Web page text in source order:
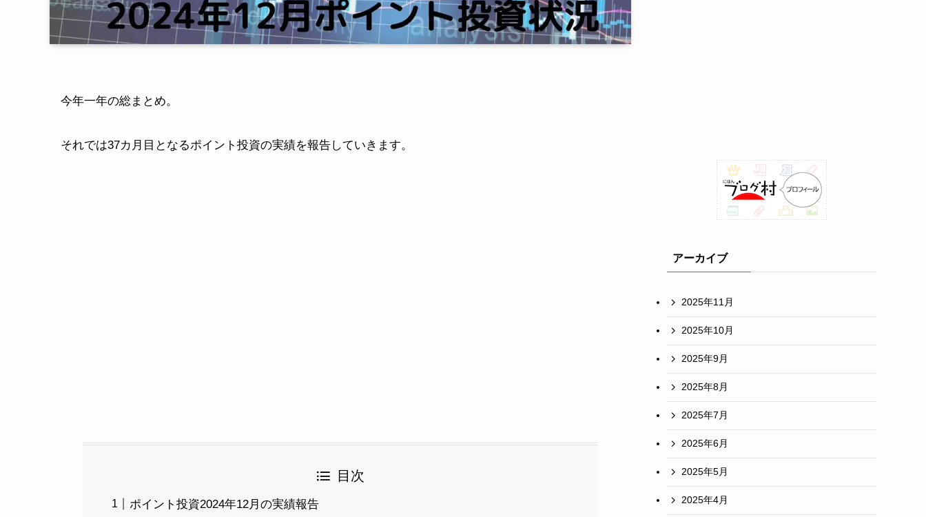
今年一年の総まとめ。
それでは37カ月目となるポイント投資の実績を報告していきます。
目次
ポイント投資2024年12月の実績報告
アーカイブ
2025年11月
2025年10月
2025年9月
2025年8月
2025年7月
2025年6月
2025年5月
2025年4月